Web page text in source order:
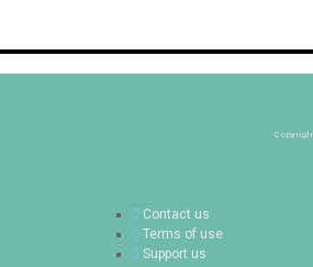
Contact us
Terms of use
Support us